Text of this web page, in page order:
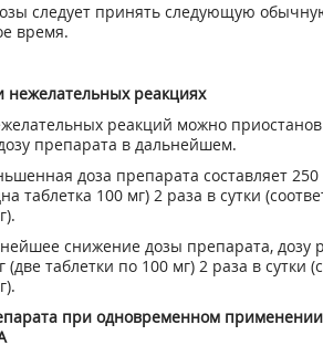
следует принять следующую
время.
реакциях
реакций можно
препарата в дальнейшем.
доза препарата составляет 250
таблетка 100 мг) 2 раза в сутки
снижение дозы препарата, дозу
таблетки по 100 мг) 2 раза в сутки
при одновременном